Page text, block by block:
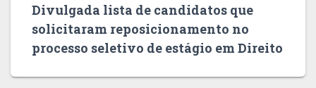
Divulgada lista de candidatos que
solicitaram reposicionamento no
processo seletivo de estágio em Direito